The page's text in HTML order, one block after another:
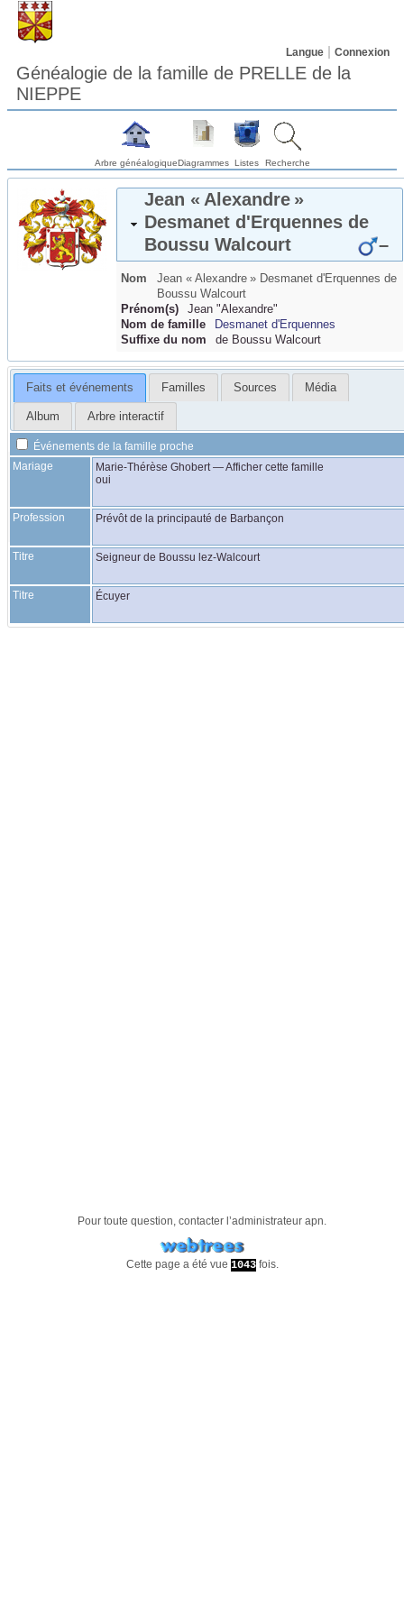
Langue Connexion
Généalogie de la famille de PRELLE de la
NIEPPE
Arbre généalogiqueDiagrammes Listes Recherche
Jean « Alexandre »
Desmanet d'Erquennes de
Boussu Walcourt
–
Nom Jean « Alexandre » Desmanet d'Erquennes de
Boussu Walcourt
Prénom(s)
Jean "Alexandre"
Nom de famille
Desmanet d'Erquennes
Suffixe du nom
de Boussu Walcourt
Faits et événements Familles Sources Média
Album Arbre interactif
Événements de la famille proche
Mariage
Marie-Thérèse Ghobert—Afficher cette famille
oui
Profession Prévôt de la principauté de Barbançon
Titre Seigneur de Boussu lez-Walcourt
Titre Écuyer
Pour toute question, contacter l’administrateur apn.
Cette page a été vue 1043fois.